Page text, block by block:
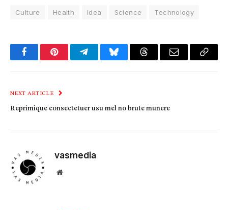
Culture Health Idea Science Technology
FacebookPinterestTelegramBlueskyThreadsEmail
Copy
NEXT ARTICLE
Reprimique consectetuer usu mel no brute munere
vasmedia
Website